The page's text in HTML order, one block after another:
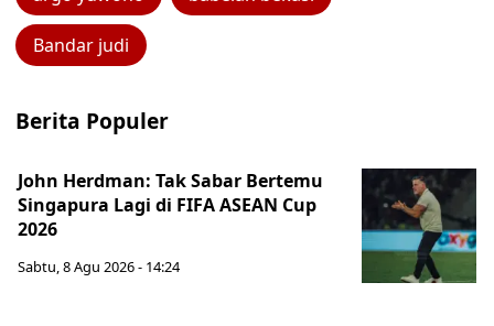
Bandar judi
Berita Populer
John Herdman: Tak Sabar Bertemu
Singapura Lagi di FIFA ASEAN Cup
2026
Sabtu, 8 Agu 2026 - 14:24